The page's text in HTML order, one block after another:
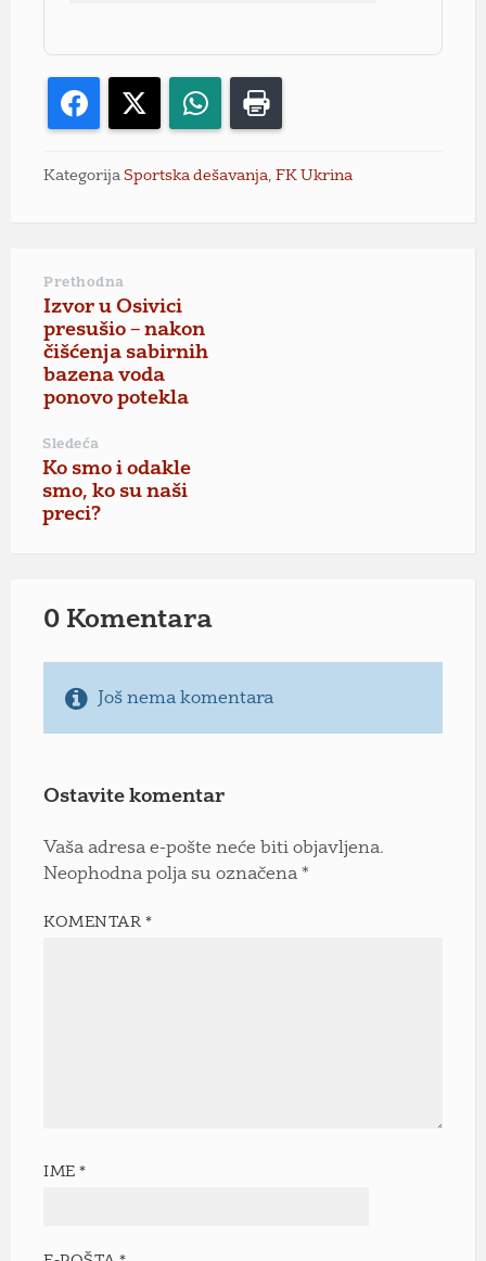
Facebook WhatsApp
Kategorija Sportska dešavanja, FK Ukrina
Prethodna
Izvor u Osivici
presušio – nakon
čišćenja sabirnih
bazena voda
ponovo potekla
Sledeća
Ko smo i odakle
smo, ko su naši
preci?
0 Komentara
Još nema komentara
Ostavite komentar
Vaša adresa e-pošte neće biti objavljena.
Neophodna polja su označena *
KOMENTAR*
IME*